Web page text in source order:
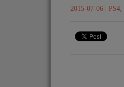
2015-07-06 PS4,